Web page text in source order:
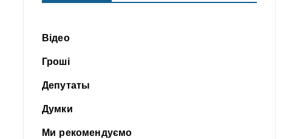
Відео
Гроші
Депутаты
Думки
Ми рекомендуємо